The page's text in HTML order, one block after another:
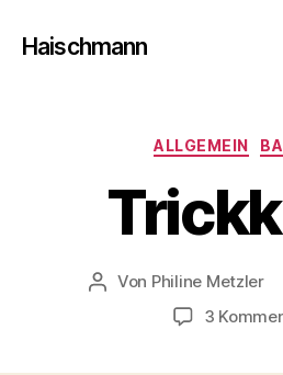
Haischmann
ALLGEMEIN
Beitragsautor
Von Philine Metzler
3